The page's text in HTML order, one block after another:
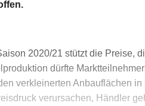
2020/21 stützt die Preise,
dürfte
verkleinerten Anbauflächen
verursachen, Händler